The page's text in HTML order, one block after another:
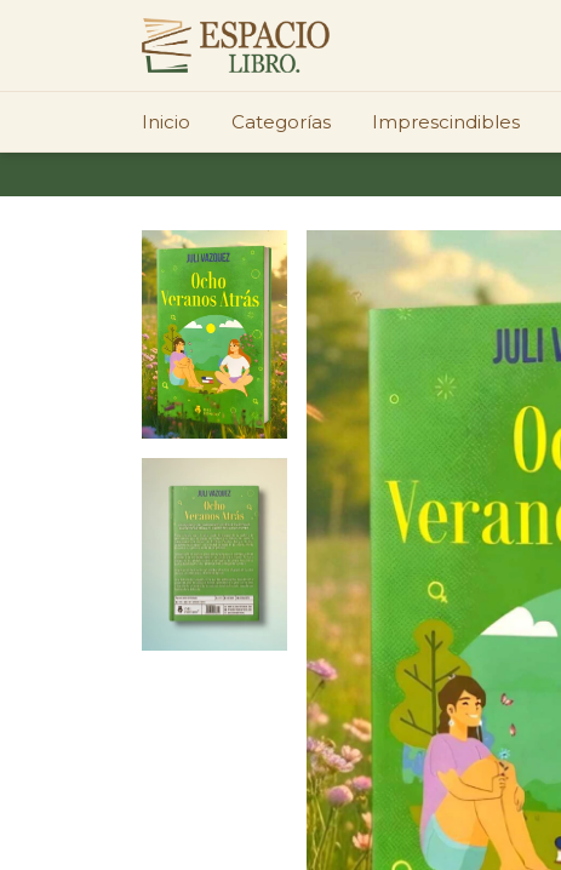
Inicio Categorías Imprescindibles